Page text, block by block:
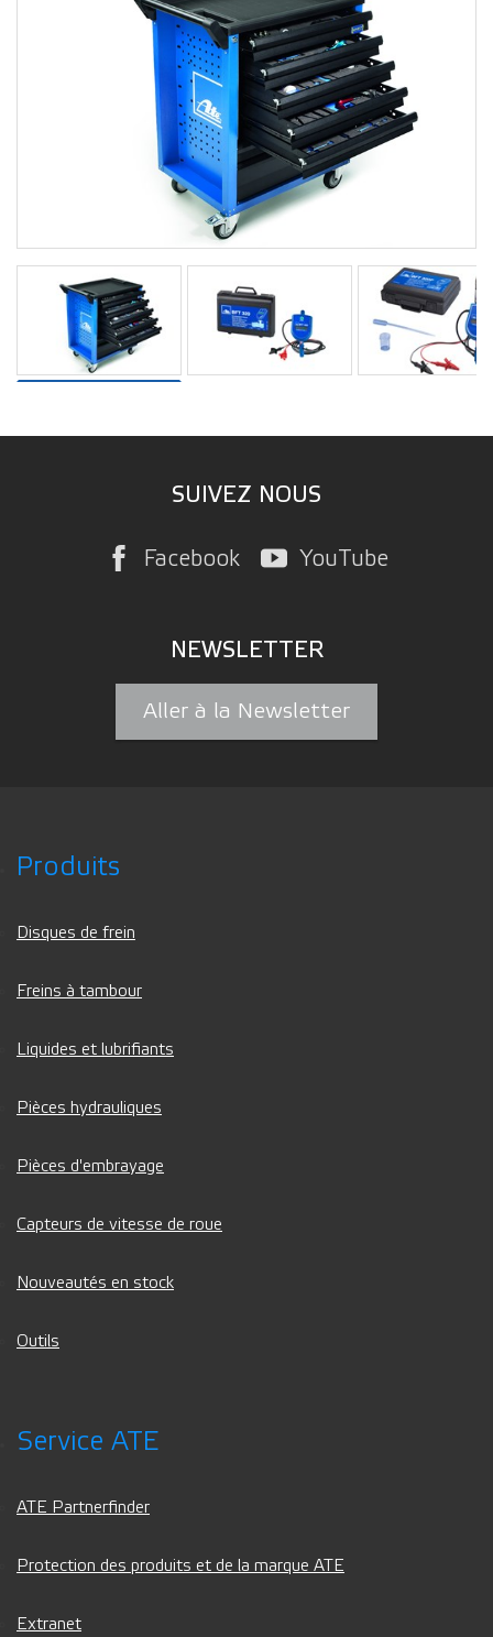
SUIVEZ NOUS
Facebook YouTube
NEWSLETTER
Aller à la Newsletter
Produits
Disques de frein
Freins à tambour
Liquides et lubrifiants
Pièces hydrauliques
Pièces d'embrayage
Capteurs de vitesse de roue
Nouveautés en stock
Outils
Service ATE
ATE Partnerfinder
Protection des produits et de la marque ATE
Extranet